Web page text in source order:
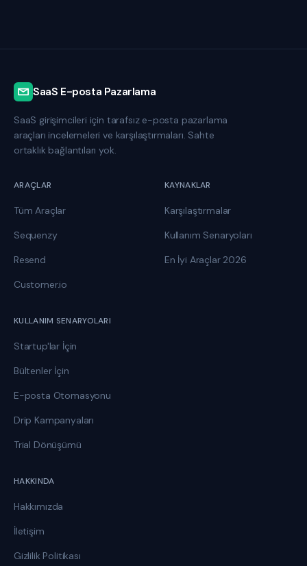
SaaS E-posta Pazarlama
SaaS girişimcileri için tarafsız e-posta pazarlama
araçları incelemeleri ve karşılaştırmaları. Sahte
ortaklık bağlantıları yok.
ARAÇLAR
Tüm Araçlar
Sequenzy
Resend
Customer.io
KAYNAKLAR
Karşılaştırmalar
Kullanım Senaryoları
En İyi Araçlar 2026
KULLANIM SENARYOLARI
Startup'lar İçin
Bültenler İçin
E-posta Otomasyonu
Drip Kampanyaları
Trial Dönüşümü
HAKKINDA
Hakkımızda
İletişim
Gizlilik Politikası